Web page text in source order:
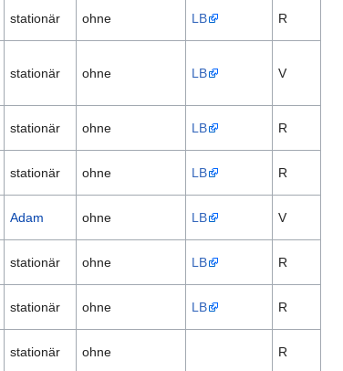
stationär ohne LB R
stationär ohne LB V
stationär ohne LB R
stationär ohne LB R
Adam ohne LB V
stationär ohne LB R
stationär ohne LB R
stationär ohne R